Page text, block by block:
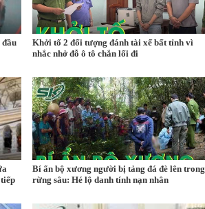
Khởi tố 2 đối tượng đánh tài xế bất tỉnh vì
nhắc nhở đỗ ô tô chắn lối đi
Bí ẩn bộ xương người bị tảng đá đè lên trong
rừng sâu: Hé lộ danh tính nạn nhân